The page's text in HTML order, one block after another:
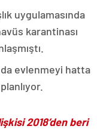
uygulamasında
karantinası
evlenmeyi hatta
2018’den beri